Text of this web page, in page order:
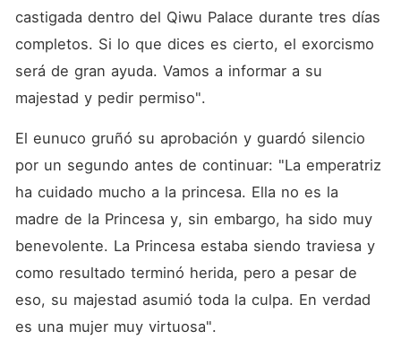
castigada dentro del Qiwu Palace durante tres días
completos. Si lo que dices es cierto, el exorcismo
será de gran ayuda. Vamos a informar a su
majestad y pedir permiso".
El eunuco gruñó su aprobación y guardó silencio
por un segundo antes de continuar: "La emperatriz
ha cuidado mucho a la princesa. Ella no es la
madre de la Princesa y, sin embargo, ha sido muy
benevolente. La Princesa estaba siendo traviesa y
como resultado terminó herida, pero a pesar de
eso, su majestad asumió toda la culpa. En verdad
es una mujer muy virtuosa".